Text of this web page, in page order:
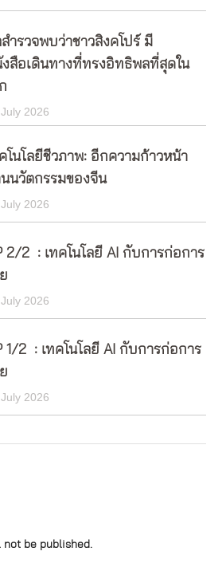
ำรวจพบว่าชาวสิงคโปร์ มี
สือเดินทางที่ทรงอิทธิพลที่สุดใน
2026
โนโลยีชีวภาพ: อีกความก้าวหน้า
นวัตกรรมของจีน
2026
2/2 : เทคโนโลยี AI กับการก่อการ
2026
1/2 : เทคโนโลยี AI กับการก่อการ
2026
not be published.